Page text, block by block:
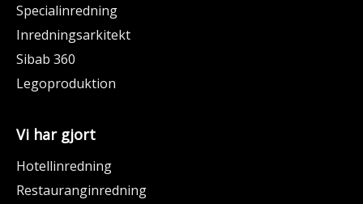
Specialinredning
Inredningsarkitekt
Sibab 360
Legoproduktion
Vi har gjort
Hotellinredning
Restauranginredning